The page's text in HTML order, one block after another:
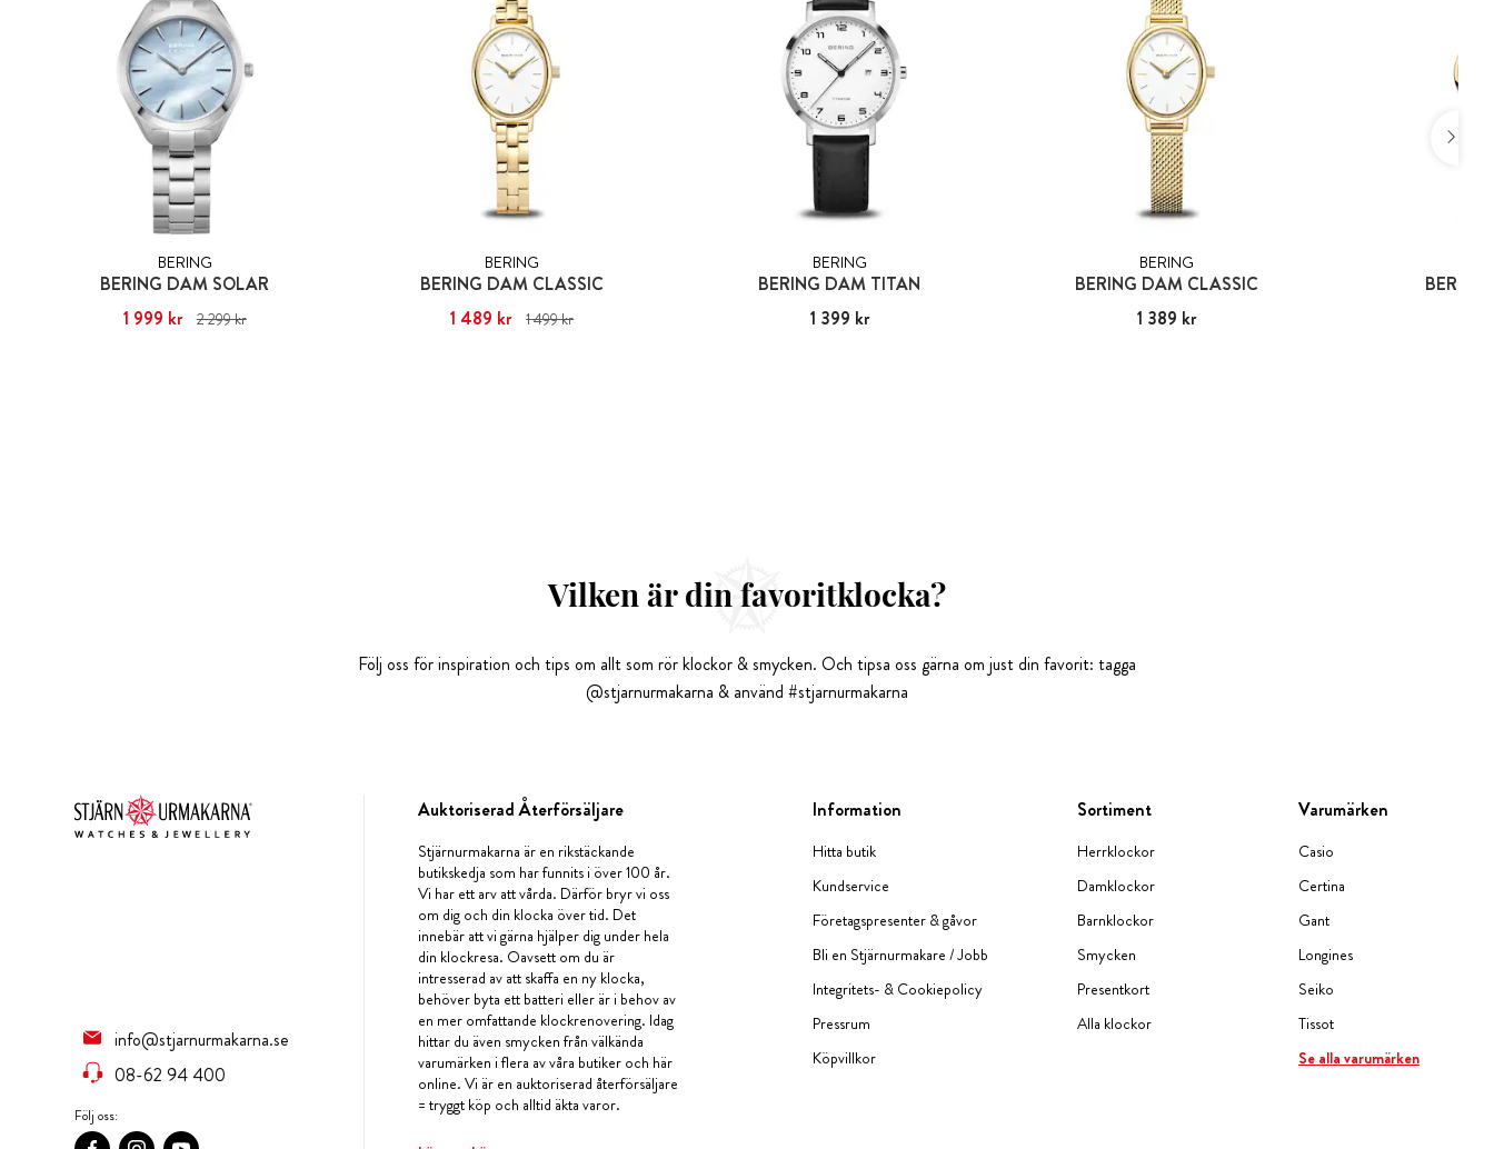
BERING
BERING DAM SOLAR
Nuvarande pris: 1 999 krTidigare pris
1 999 kr 2 299 kr
BERING
BERING DAM CLASSIC
Nuvarande pris: 1 489 krTidigare pris
1 489 kr 1 499 kr
BERING
BERING DAM TITAN
Pris :1 399 kr
1 399 kr
BERING
BERING DAM CLASSIC
Pris :1 389 kr
1 389 kr
Vilken är din favoritklocka?
Följ oss för inspiration och tips om allt som rör klockor & smycken. Och tipsa oss gärna om just din favorit: tagga
@stjarnurmakarna & använd #stjarnurmakarna
info@stjarnurmakarna.se
08-62 94 400
Följ oss:
Auktoriserad Återförsäljare
Stjärnurmakarna är en rikstäckande
butikskedja som har funnits i över 100 år.
Vi har ett arv att vårda. Därför bryr vi oss
om dig och din klocka över tid. Det
innebär att vi gärna hjälper dig under hela
din klockresa. Oavsett om du är
intresserad av att skaffa en ny klocka,
behöver byta ett batteri eller är i behov av
en mer omfattande klockrenovering. Idag
hittar du även smycken från välkända
varumärken i flera av våra butiker och här
online. Vi är en auktoriserad återförsäljare
= tryggt köp och alltid äkta varor.
Information
Hitta butik
Kundservice
Företagspresenter & gåvor
Bli en Stjärnurmakare / Jobb
Integritets- & Cookiepolicy
Pressrum
Köpvillkor
Sortiment
Herrklockor
Damklockor
Barnklockor
Smycken
Presentkort
Alla klockor
Varumärken
Casio
Certina
Gant
Longines
Seiko
Tissot
Se alla varumärken